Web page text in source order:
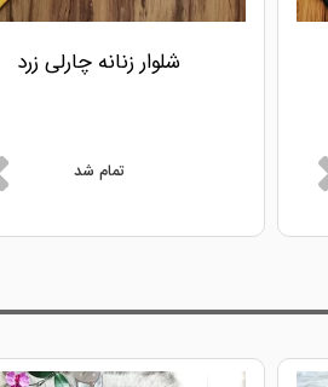
شلوار زنانه چارلی زرد
تمام شد